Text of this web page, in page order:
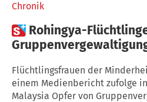
Chronik
 Rohingya-
Flüchtlingsfrauen der
einem Medienbericht zufolge
Malaysia Opfer von